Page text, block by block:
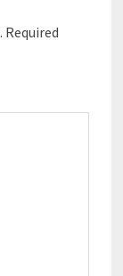
Required